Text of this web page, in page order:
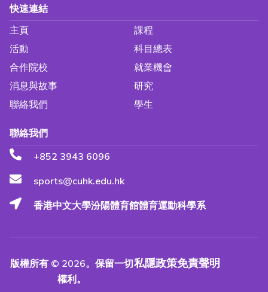
快速連結
主頁
課程
活動
科目總表
合作院校
就業機會
消息與故事
研究
聯絡我們
學生
聯絡我們
+852 3943 6096
sports@cuhk.edu.hk
香港中文大學汾陽體育館體育運動科學系
版權所有 © 2026。保留一切
權利。
私隱政策免責聲明